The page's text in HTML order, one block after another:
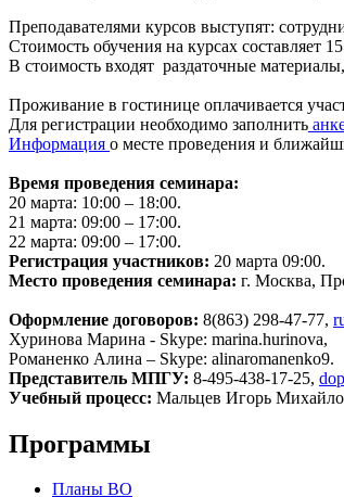
Преподавателями курсов выступят:
Стоимость обучения на курсах составляет
В стоимость входят раздаточные
Проживание в гостинице оплачивается
Для регистрации необходимо заполнить
Информация о месте проведения и
Время проведения семинара:
20 марта: 10:00 – 18:00.
21 марта: 09:00 – 17:00.
22 марта: 09:00 – 17:00.
Регистрация участников: 20 марта 09:00.
Место проведения семинара: г. Москва,
Оформление договоров: 8(863) 298-47-77,
Хуринова Марина - Skype: marina.hurinova,
Романенко Алина – Skype: alinaromanenko9.
Представитель МПГУ: 8-495-438-17-25,
Учебный процесс: Мальцев Игорь
Программы
Планы ВО